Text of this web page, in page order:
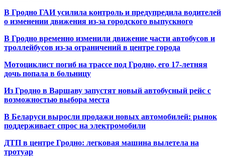
В Гродно ГАИ усилила контроль и предупредила водителей
о изменении движения из-за городского выпускного
В Гродно временно изменили движение части автобусов и
троллейбусов из-за ограничений в центре города
Мотоциклист погиб на трассе под Гродно, его 17-летняя
дочь попала в больницу
Из Гродно в Варшаву запустят новый автобусный рейс с
возможностью выбора места
В Беларуси выросли продажи новых автомобилей: рынок
поддерживает спрос на электромобили
ДТП в центре Гродно: легковая машина вылетела на
тротуар